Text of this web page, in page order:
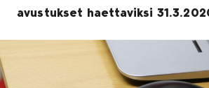
avustukset haettaviksi